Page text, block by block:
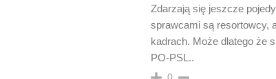
Zdarzają się jeszcze
sprawcami są resortowcy,
kadrach. Może dlatego że
PO-PSL..
0